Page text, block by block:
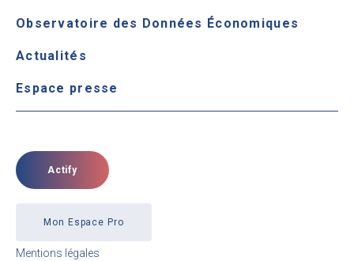
Observatoire des Données Économiques
Actualités
Espace presse
Actify
Mon Espace Pro
Mentions légales